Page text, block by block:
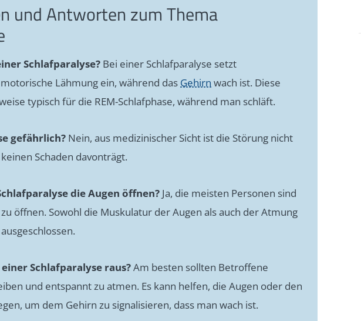
und Antworten zum Thema
Schlafparalyse? Bei einer Schlafparalyse setzt
Lähmung ein, während das Gehirn wach ist. Diese
typisch für die REM-Schlafphase, während man schläft.
gefährlich? Nein, aus medizinischer Sicht ist die Störung nicht
Schaden davonträgt.
die Augen öffnen? Ja, die meisten Personen sind
öffnen. Sowohl die Muskulatur der Augen als auch der Atmung
Schlafparalyse raus?Am besten sollten Betroffene
und entspannt zu atmen. Es kann helfen, die Augen oder den
um dem Gehirn zu signalisieren, dass man wach ist.